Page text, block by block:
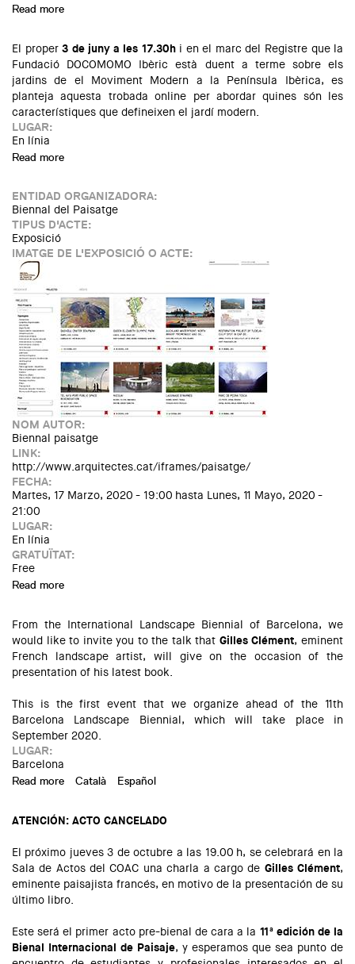
Read more
El proper3 de juny a les 17.30hi en el marc del Registre que la
Fundació DOCOMOMO Ibèric està duent a terme sobre els
jardins de el Moviment Modern a la Península Ibèrica, es
planteja aquesta trobada online per abordar quines són les
característiques que defineixen el jardí modern.
LUGAR:
En línia
Read more
ENTIDAD ORGANIZADORA:
Biennal del Paisatge
TIPUS D'ACTE:
Exposició
IMATGE DE L'EXPOSICIÓ O ACTE:
NOM AUTOR:
Biennal paisatge
LINK:
http://www.arquitectes.cat/iframes/paisatge/
FECHA:
Martes, 17 Marzo, 2020 - 19:00 hasta Lunes, 11 Mayo, 2020 -
21:00
LUGAR:
En línia
GRATUÏTAT:
Free
Read more
From the International Landscape Biennial of Barcelona, we
would like to invite you to the talk that Gilles Clément, eminent
French landscape artist, will give on the occasion of the
presentation of his latest book.
This is the first event that we organize ahead of the 11th
Barcelona Landscape Biennial, which will take place in
September 2020.
LUGAR:
Barcelona
Read more about Pre-Biennial Event: Lecture by Gilles Clément
Català Español
ATENCIÓN: ACTO CANCELADO
El próximo jueves 3 de octubre a las 19.00 h, se celebrará en la
Sala de Actos del COAC una charla a cargo de Gilles Clément,
eminente paisajista francés, en motivo de la presentación de su
último libro.
Este será el primer acto pre-bienal de cara a la 11ª edición de la
Bienal Internacional de Paisaje, y esperamos que sea punto de